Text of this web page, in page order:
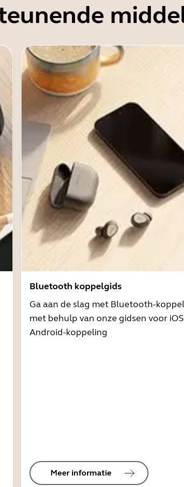
Bluetooth koppelgids
Ga aan de slag met Bluetooth-
met behulp van onze gidsen voor
Android-koppeling
Meer informatie